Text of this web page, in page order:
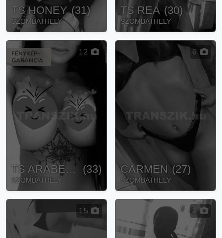
TS HONEY (31)
SZOMBATHELY
TS REA (30)
SZOMBATHELY
FÉNYKÉP-
GARANCIA
12
TS ARABELLA (33)
SZOMBATHELY
6
CARMEN (27)
SZOMBATHELY
15 2